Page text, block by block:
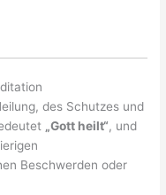
des Schutzes und
„Gott heilt“, und
Beschwerden oder